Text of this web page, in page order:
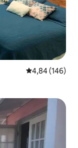
Gemiddelde
4,84 (146)